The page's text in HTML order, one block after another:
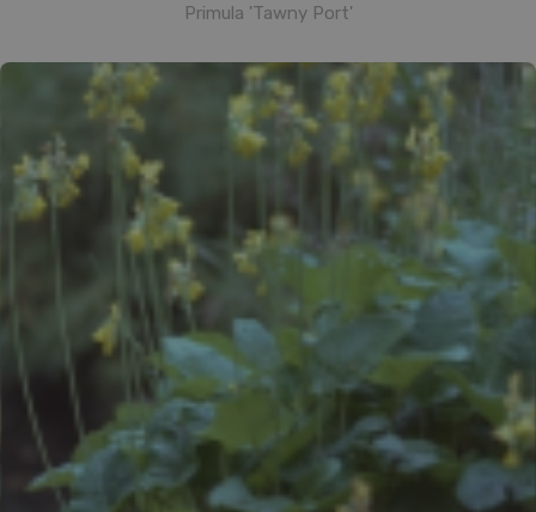
Primula 'Tawny Port'